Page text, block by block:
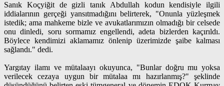
Sanık Koçyiğit de gizli tanık Abdullah kodun kendisiyle ilgili
iddialarının gerçeği yansıtmadığını belirterek, "Onunla yüzleşmek
istedik; ama mahkeme bizle ve avukatlarımızın olmadığı bir celsede
onu dinledi, soru sormamız engellendi, adeta bizlerden kaçırıldı.
Böylece kendimizi aklamamız önlenip üzerimizde şaibe kalması
sağlandı." dedi.
Yargıtay ilamı ve mütalaayı okuyunca, "Bunlar doğru mu yoksa
verilecek cezaya uygun bir mütalaa mı hazırlanmış?" şeklinde